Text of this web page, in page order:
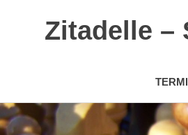
Zum
Inhalt
Zitadelle –